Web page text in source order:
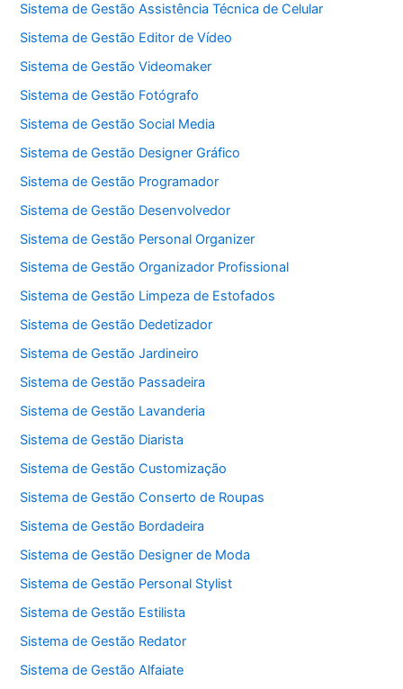
Sistema de Gestão Assistência Técnica de Celular
Sistema de Gestão Editor de Vídeo
Sistema de Gestão Videomaker
Sistema de Gestão Fotógrafo
Sistema de Gestão Social Media
Sistema de Gestão Designer Gráfico
Sistema de Gestão Programador
Sistema de Gestão Desenvolvedor
Sistema de Gestão Personal Organizer
Sistema de Gestão Organizador Profissional
Sistema de Gestão Limpeza de Estofados
Sistema de Gestão Dedetizador
Sistema de Gestão Jardineiro
Sistema de Gestão Passadeira
Sistema de Gestão Lavanderia
Sistema de Gestão Diarista
Sistema de Gestão Customização
Sistema de Gestão Conserto de Roupas
Sistema de Gestão Bordadeira
Sistema de Gestão Designer de Moda
Sistema de Gestão Personal Stylist
Sistema de Gestão Estilista
Sistema de Gestão Redator
Sistema de Gestão Alfaiate